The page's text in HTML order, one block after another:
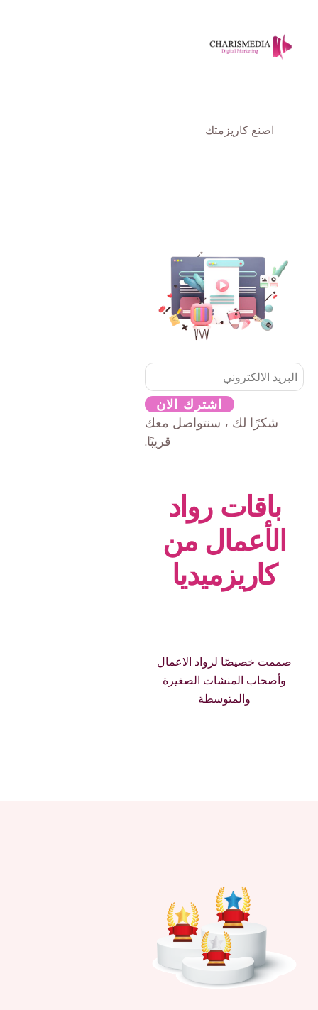
اصنع كاريزمتك
اشترك الان
شكرًا لك ، سنتواصل معك
قريبًا.
باقات رواد
الأعمال من
كاريزميديا
صممت خصيصًا لرواد الاعمال
وأصحاب المنشات الصغيرة
والمتوسطة